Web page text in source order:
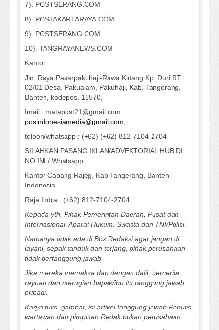
7). POSTSERANG.COM
8). POSJAKARTARAYA.COM
9). POSTSERANG.COM
10). TANGRAYANEWS.COM
Kantor :
Jln. Raya Pasarpakuhaji-Rawa Kidang Kp. Duri RT
02/01 Desa. Pakualam, Pakuhaji, Kab. Tangerang,
Banten, kodepos. 15570,
Imail : matapost21@gmail.com
posindonesiamedia@gmail.com,
telpon/whatsapp : (+62) (+62) 812-7104-2704
SILAHKAN PASANG IKLAN/ADVEKTORIAL HUB DI
NO INI / Whatsapp
Kantor Cabang Rajeg, Kab Tangerang, Banten-
Indonesia
Raja Indra : (+62) 812-7104-2704
Kepada yth, Pihak Pemerintah Daerah, Pusat dan
Internasional, Aparat Hukum, Swasta dan TNI/Polisi.
Namanya tidak ada di Box Redaksi agar jangan di
layani, sepak tanduk dan terjang, pihak perusahaan
tidak bertanggung jawab.
Jika mereka memaksa dan dengan dalil, bercerita,
rayuan dan merugian bapak/ibu itu tanggung jawab
pribadi.
Karya tulis, gambar, isi artikel tanggung jawab Penulis,
wartawan dan pimpinan Redak bukan perusahaan.